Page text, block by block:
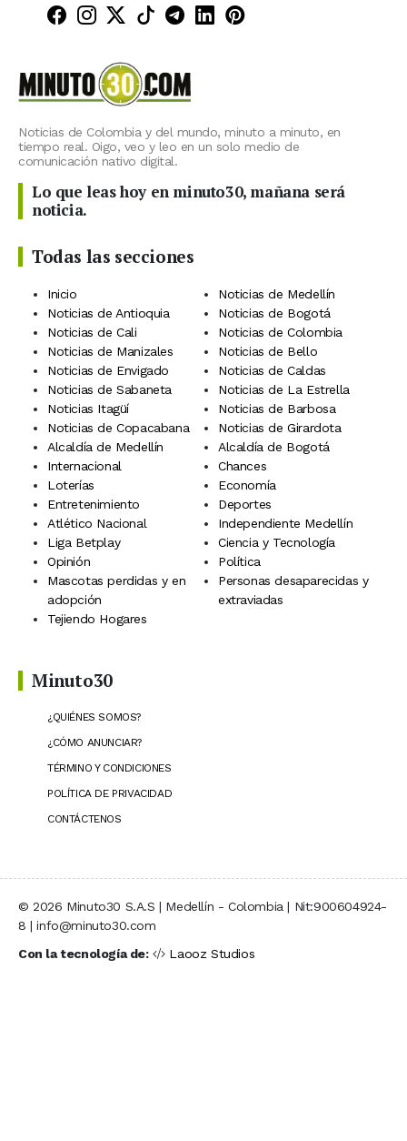
Minuto30 en Facebook
Minuto30 en Instagram
Minuto30 en X (Twitter)
Minuto30 en TikTok
Canal de Minuto30 en
Minuto30 en LinkedIn
Minuto30 en
Noticias de Colombia y del mundo, minuto a minuto, en
tiempo real. Oigo, veo y leo en un solo medio de
comunicación nativo digital.
Lo que leas hoy en minuto30, mañana será
noticia.
Todas las secciones
Inicio
Noticias de Medellín
Noticias de Antioquia
Noticias de Bogotá
Noticias de Cali
Noticias de Colombia
Noticias de Manizales
Noticias de Bello
Noticias de Envigado
Noticias de Caldas
Noticias de Sabaneta
Noticias de La Estrella
Noticias Itagüí
Noticias de Barbosa
Noticias de Copacabana
Noticias de Girardota
Alcaldía de Medellín
Alcaldía de Bogotá
Internacional
Chances
Loterías
Economía
Entretenimiento
Deportes
Atlético Nacional
Independiente Medellín
Liga Betplay
Ciencia y Tecnología
Opinión
Política
Mascotas perdidas y en
adopción
Personas desaparecidas y
extraviadas
Tejiendo Hogares
Minuto30
¿QUIÉNES SOMOS?
¿CÓMO ANUNCIAR?
TÉRMINO Y CONDICIONES
POLÍTICA DE PRIVACIDAD
CONTÁCTENOS
© 2026 Minuto30 S.A.S | Medellín - Colombia | Nit:900604924-
8 | info@minuto30.com
Con la tecnología de:
Laooz Studios